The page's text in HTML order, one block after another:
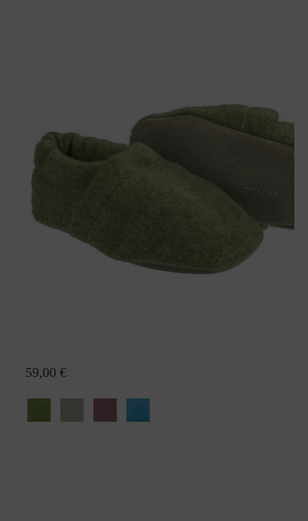
59,00 €